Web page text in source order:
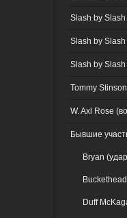
Slash by
Slash by
Slash by
Tommy
W. Axl Rose
Бывшие
Bryan
Duff